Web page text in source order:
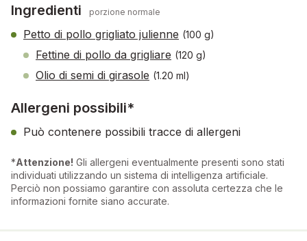
Ingredienti porzione normale
Petto di pollo grigliato julienne (100 g)
Fettine di pollo da grigliare (120 g)
Olio di semi di girasole (1.20 ml)
Allergeni possibili*
Può contenere possibili tracce di allergeni
*Attenzione! Gli allergeni eventualmente presenti sono stati
individuati utilizzando un sistema di intelligenza artificiale.
Perciò non possiamo garantire con assoluta certezza che le
informazioni fornite siano accurate.